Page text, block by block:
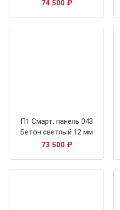
74 500 ₽
П1 Смарт, панель 043
Бетон светлый 12 мм
73 500 ₽